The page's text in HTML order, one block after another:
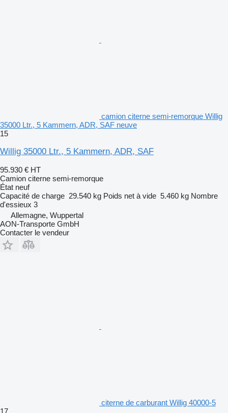
camion citerne semi-remorque Willig
35000 Ltr., 5 Kammern, ADR, SAF neuve
15
Willig 35000 Ltr., 5 Kammern, ADR, SAF
95.930 € HT
Camion citerne semi-remorque
État neuf
Capacité de charge 29.540 kg Poids net à vide 5.460 kg Nombre
d'essieux 3
Allemagne, Wuppertal
AON-Transporte GmbH
Contacter le vendeur
citerne de carburant Willig 40000-5
17